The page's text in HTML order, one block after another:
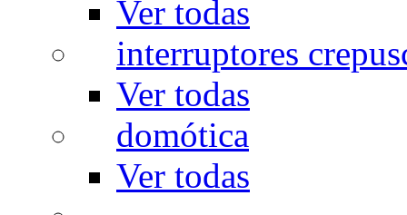
Ver todas
interruptores
Ver todas
domótica
Ver todas